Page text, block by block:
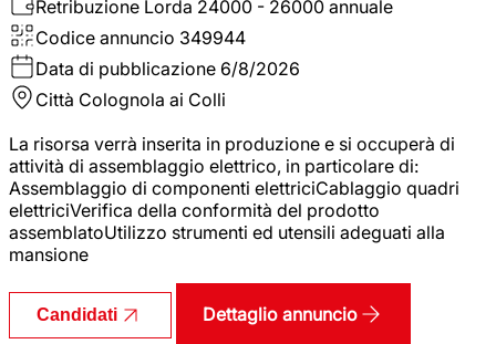
Retribuzione Lorda 24000 - 26000 annuale
Codice annuncio 349944
Data di pubblicazione 6/8/2026
Città Colognola ai Colli
La risorsa verrà inserita in produzione e si occuperà di
attività di assemblaggio elettrico, in particolare di:
Assemblaggio di componenti elettriciCablaggio quadri
elettriciVerifica della conformità del prodotto
assemblatoUtilizzo strumenti ed utensili adeguati alla
mansione
Candidati Dettaglio annuncio